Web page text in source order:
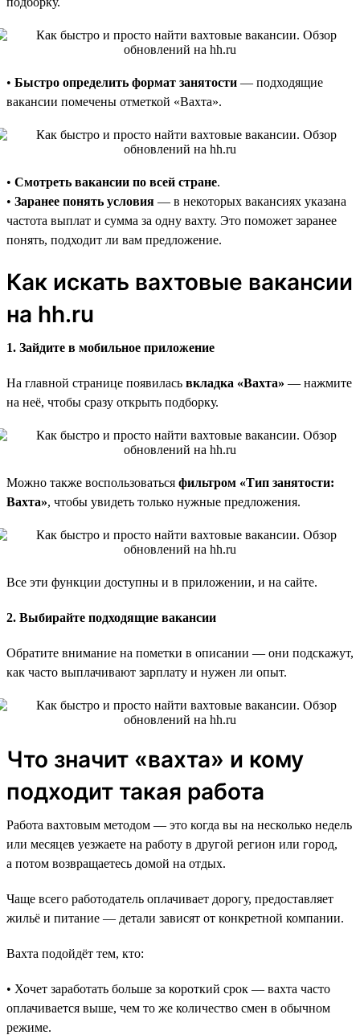
• Быстро определить формат занятости — подходящие
вакансии помечены отметкой «Вахта».
• Смотреть вакансии по всей стране.
• Заранее понять условия — в некоторых вакансиях указана
частота выплат и сумма за одну вахту. Это поможет заранее
понять, подходит ли вам предложение.
Как искать вахтовые вакансии
на hh.ru
1. Зайдите в мобильное приложение
На главной странице появилась вкладка «Вахта» — нажмите
на неё, чтобы сразу открыть подборку.
Можно также воспользоваться фильтром «Тип занятости:
Вахта», чтобы увидеть только нужные предложения.
Все эти функции доступны и в приложении, и на сайте.
2. Выбирайте подходящие вакансии
Обратите внимание на пометки в описании — они подскажут,
как часто выплачивают зарплату и нужен ли опыт.
Что значит «вахта» и кому
подходит такая работа
Работа вахтовым методом — это когда вы на несколько недель
или месяцев уезжаете на работу в другой регион или город,
а потом возвращаетесь домой на отдых.
Чаще всего работодатель оплачивает дорогу, предоставляет
жильё и питание — детали зависят от конкретной компании.
Вахта подойдёт тем, кто:
• Хочет заработать больше за короткий срок — вахта часто
оплачивается выше, чем то же количество смен в обычном
режиме.